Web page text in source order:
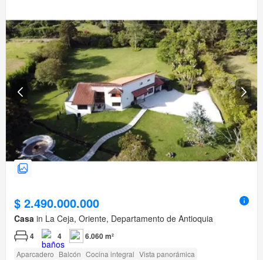
$ 2.490.000.000
Casa in La Ceja, Oriente, Departamento de Antioquia
4 4 6.060 m²
Aparcadero Balcón Cocina integral Vista panorámica